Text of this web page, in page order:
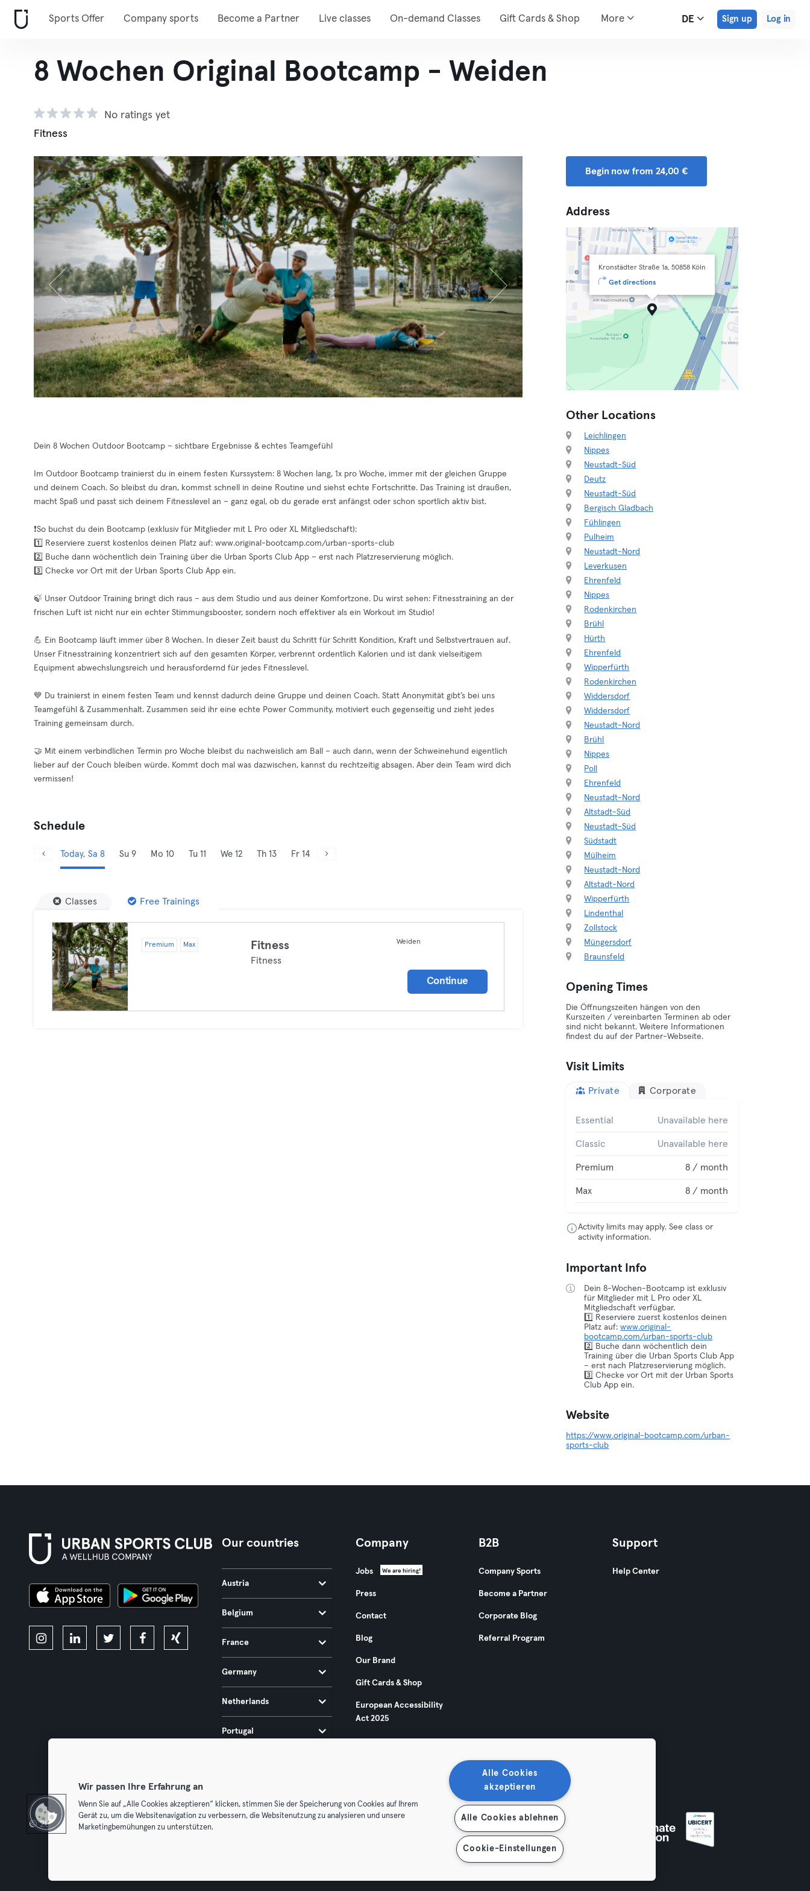
Sports Offer Company sports Become a Partner Live classes On-demand Classes Gift Cards & Shop More DE Sign up Log in
8 Wochen Original Bootcamp - Weiden
No ratings yet
Fitness
Dein 8 Wochen Outdoor Bootcamp – sichtbare Ergebnisse & echtes Teamgefühl
Im Outdoor Bootcamp trainierst du in einem festen Kurssystem: 8 Wochen lang, 1x pro Woche, immer mit der gleichen Gruppe
und deinem Coach. So bleibst du dran, kommst schnell in deine Routine und siehst echte Fortschritte. Das Training ist draußen,
macht Spaß und passt sich deinem Fitnesslevel an – ganz egal, ob du gerade erst anfängst oder schon sportlich aktiv bist.
❗️So buchst du dein Bootcamp (exklusiv für Mitglieder mit L Pro oder XL Mitgliedschaft):
1️⃣ Reserviere zuerst kostenlos deinen Platz auf: www.original-bootcamp.com/urban-sports-club
2️⃣ Buche dann wöchentlich dein Training über die Urban Sports Club App – erst nach Platzreservierung möglich.
3️⃣ Checke vor Ort mit der Urban Sports Club App ein.
🍃 Unser Outdoor Training bringt dich raus – aus dem Studio und aus deiner Komfortzone. Du wirst sehen: Fitnesstraining an der
frischen Luft ist nicht nur ein echter Stimmungsbooster, sondern noch effektiver als ein Workout im Studio!
💪 Ein Bootcamp läuft immer über 8 Wochen. In dieser Zeit baust du Schritt für Schritt Kondition, Kraft und Selbstvertrauen auf.
Unser Fitnesstraining konzentriert sich auf den gesamten Körper, verbrennt ordentlich Kalorien und ist dank vielseitigem
Equipment abwechslungsreich und herausfordernd für jedes Fitnesslevel.
💙 Du trainierst in einem festen Team und kennst dadurch deine Gruppe und deinen Coach. Statt Anonymität gibt’s bei uns
Teamgefühl & Zusammenhalt. Zusammen seid ihr eine echte Power Community, motiviert euch gegenseitig und zieht jedes
Training gemeinsam durch.
🤝 Mit einem verbindlichen Termin pro Woche bleibst du nachweislich am Ball – auch dann, wenn der Schweinehund eigentlich
lieber auf der Couch bleiben würde. Kommt doch mal was dazwischen, kannst du rechtzeitig absagen. Aber dein Team wird dich
vermissen!
Schedule
Today, Sa 8 Su 9 Mo 10 Tu 11 We 12 Th 13 Fr 14
Classes Free Trainings
Premium Max Fitness
Fitness
Weiden
Continue
Begin now from 24,00 €
Address
Kronstädter Straße 1a, 50858 Köln
Get directions
Other Locations
Leichlingen
Nippes
Neustadt-Süd
Deutz
Neustadt-Süd
Bergisch Gladbach
Fühlingen
Pulheim
Neustadt-Nord
Leverkusen
Ehrenfeld
Nippes
Rodenkirchen
Brühl
Hürth
Ehrenfeld
Wipperfürth
Rodenkirchen
Widdersdorf
Widdersdorf
Neustadt-Nord
Brühl
Nippes
Poll
Ehrenfeld
Neustadt-Nord
Altstadt-Süd
Neustadt-Süd
Südstadt
Mülheim
Neustadt-Nord
Altstadt-Nord
Wipperfürth
Lindenthal
Zollstock
Müngersdorf
Braunsfeld
Opening Times
Die Öffnungszeiten hängen von den
Kurszeiten / vereinbarten Terminen ab oder
sind nicht bekannt. Weitere Informationen
findest du auf der Partner-Webseite.
Visit Limits
Private Corporate
Essential Unavailable here
Classic Unavailable here
Premium 8 / month
Max 8 / month
Activity limits may apply. See class or
activity information.
Important Info
Dein 8-Wochen-Bootcamp ist exklusiv
für Mitglieder mit L Pro oder XL
Mitgliedschaft verfügbar.
1️⃣ Reserviere zuerst kostenlos deinen
Platz auf:www.original-
bootcamp.com/urban-sports-club
2️⃣ Buche dann wöchentlich dein
Training über die Urban Sports Club App
– erst nach Platzreservierung möglich.
3️⃣ Checke vor Ort mit der Urban Sports
Club App ein.
Website
https://www.original-bootcamp.com/urban-
sports-club
Our countries
Austria
Belgium
France
Germany
Netherlands
Portugal
Company
Jobs We are hiring!
Press
Contact
Blog
Our Brand
Gift Cards & Shop
European Accessibility
Act 2025
B2B
Company Sports
Become a Partner
Corporate Blog
Referral Program
Support
Help Center
© 2026 Urban Sports Group GmbH. All rights reserved. Terminate contracts here
Wir passen Ihre Erfahrung an
Wenn Sie auf „Alle Cookies akzeptieren“ klicken, stimmen Sie der Speicherung von Cookies auf Ihrem
Gerät zu, um die Websitenavigation zu verbessern, die Websitenutzung zu analysieren und unsere
Marketingbemühungen zu unterstützen.
Alle Cookies
akzeptieren
Alle Cookies ablehnen
Cookie-Einstellungen